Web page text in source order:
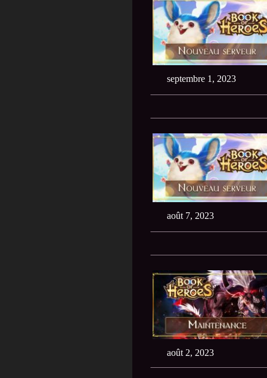
septembre 1, 2023
août 7, 2023
août 2, 2023